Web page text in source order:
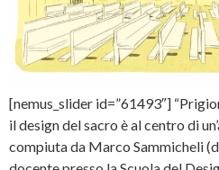
[nemus_slider id=”61493″]
il design del sacro è al centro di
compiuta da Marco Sammicheli